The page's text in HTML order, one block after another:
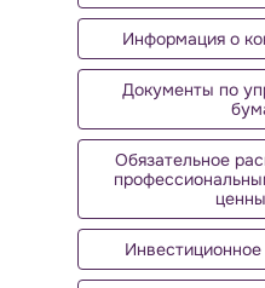
Информация о
Документы по
Обязательное